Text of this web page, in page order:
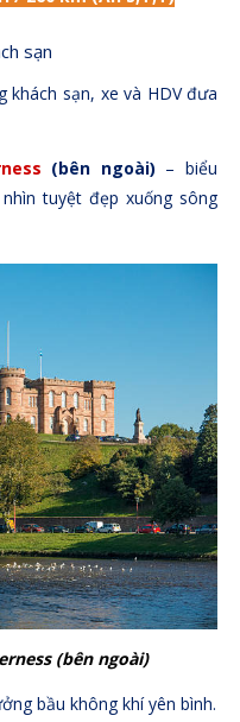
sạn
sạn, xe và HDV đưa
(bên ngoài) – biểu
tuyệt đẹp xuống sông
(bên ngoài)
bầu không khí yên bình.